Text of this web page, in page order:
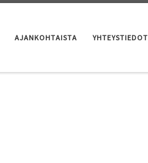
AJANKOHTAISTA YHTEYSTIEDOT